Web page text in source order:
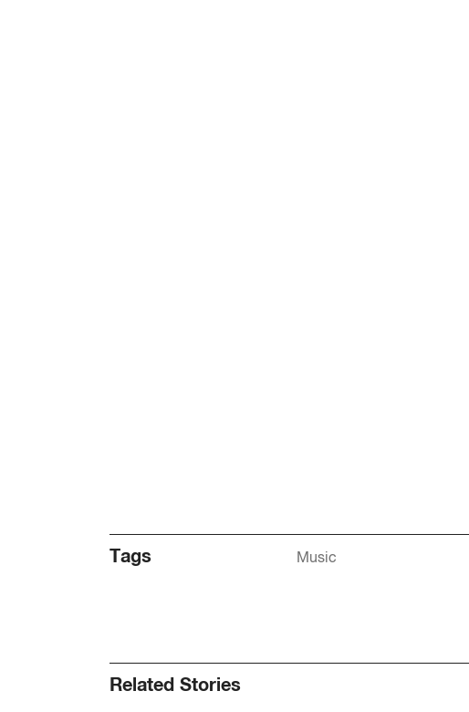
Tags Music
Related Stories